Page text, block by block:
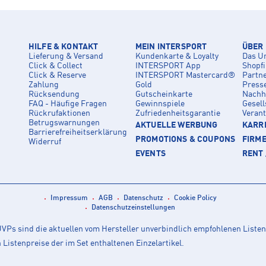
HILFE & KONTAKT
Lieferung & Versand
Click & Collect
Click & Reserve
Zahlung
Rücksendung
FAQ - Häufige Fragen
Rückrufaktionen
Betrugswarnungen
Barrierefreiheitserklärung
Widerruf
MEIN INTERSPORT
Kundenkarte & Loyalty
INTERSPORT App
INTERSPORT Mastercard®
Gold
Gutscheinkarte
Gewinnspiele
Zufriedenheitsgarantie
AKTUELLE WERBUNG
PROMOTIONS & COUPONS
EVENTS
ÜBER
Das
Impressum AGB Datenschutz
Cookie Policy
Datenschutzeinstellungen
sind die aktuellen vom Hersteller unverbindlich empfohlenen
der im Set enthaltenen Einzelartikel.